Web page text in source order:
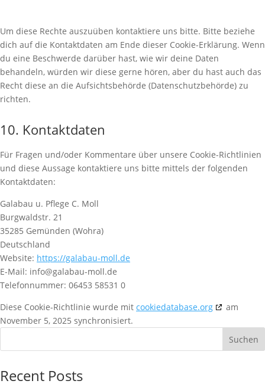
Um diese Rechte auszuüben kontaktiere uns bitte. Bitte beziehe
dich auf die Kontaktdaten am Ende dieser Cookie-Erklärung. Wenn
du eine Beschwerde darüber hast, wie wir deine Daten
behandeln, würden wir diese gerne hören, aber du hast auch das
Recht diese an die Aufsichtsbehörde (Datenschutzbehörde) zu
richten.
10. Kontaktdaten
Für Fragen und/oder Kommentare über unsere Cookie-Richtlinien
und diese Aussage kontaktiere uns bitte mittels der folgenden
Kontaktdaten:
Galabau u. Pflege C. Moll
Burgwaldstr. 21
35285 Gemünden (Wohra)
Deutschland
Website: https://galabau-moll.de
E-Mail: info@galabau-moll.de
Telefonnummer: 06453 58531 0
Diese Cookie-Richtlinie wurde mit cookiedatabase.org
am
November 5, 2025 synchronisiert.
Suchen
Recent Posts